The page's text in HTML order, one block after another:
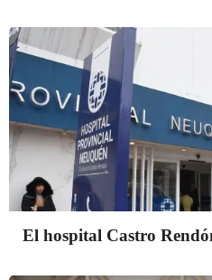
El hospital Castro